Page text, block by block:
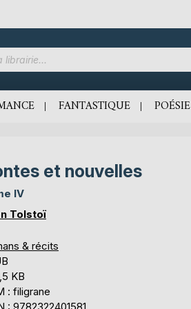
FANTASTIQUE POÉSIE
et nouvelles
IV
Tolstoï
& récits
KB
: filigrane